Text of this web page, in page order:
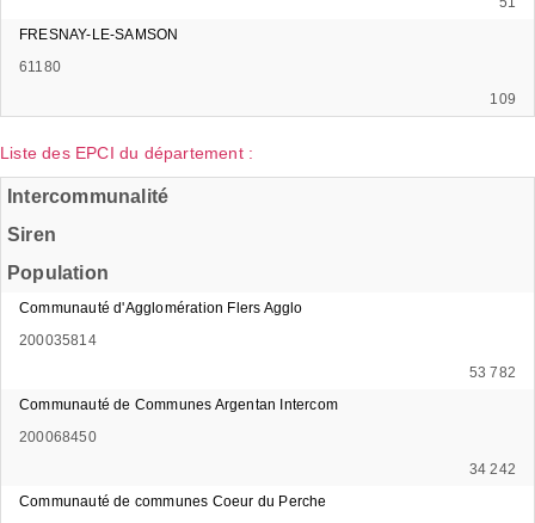
FRESNAY-LE-SAMSON
61180
109
Liste des EPCI du département :
Intercommunalité
Siren
Population
Communauté d'Agglomération Flers Agglo
200035814
53 782
Communauté de Communes Argentan Intercom
200068450
34 242
Communauté de communes Coeur du Perche